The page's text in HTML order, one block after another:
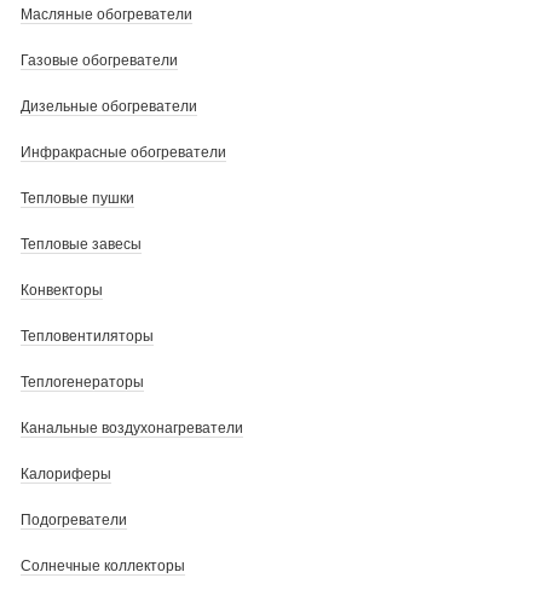
Масляные обогреватели
Газовые обогреватели
Дизельные обогреватели
Инфракрасные обогреватели
Тепловые пушки
Тепловые завесы
Конвекторы
Тепловентиляторы
Теплогенераторы
Канальные воздухонагреватели
Калориферы
Подогреватели
Солнечные коллекторы